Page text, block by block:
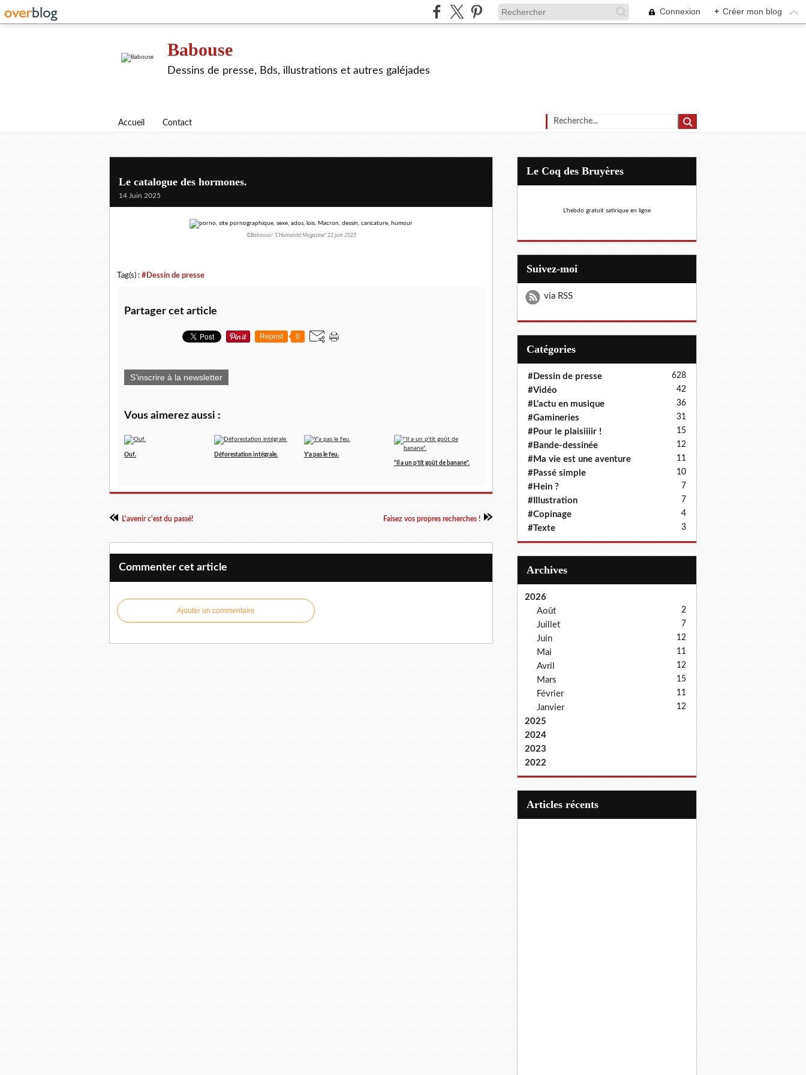
Connexion + Créer mon blog
Babouse
Dessins de presse, Bds, illustrations et autres galéjades
Accueil Contact
Le catalogue des hormones.
14 Juin 2025
©Babouse/ "L'Humanité Magazine" 22 juin 2025
Tag(s) : #Dessin de presse
Partager cet article
Repost 0
S'inscrire à la newsletter
Vous aimerez aussi :
Ouf. Déforestation intégrale.
Y'a pas le feu.
"Il a un p'tit goût de banane".
L'avenir c'est du passé! Faisez vos propres recherches !
Commenter cet article
Ajouter un commentaire
Le Coq des Bruyères
L'hebdo gratuit satirique en ligne
Suivez-moi
via RSS
Catégories
#Dessin de presse 628
#Vidéo 42
#L'actu en musique 36
#Gamineries 31
#Pour le plaisiiiir ! 15
#Bande-dessinée 12
#Ma vie est une aventure 11
#Passé simple 10
#Hein ? 7
#Illustration 7
#Copinage 4
#Texte 3
Archives
2026
Août
2
Juillet 7
Juin 12
Mai 11
Avril 12
Mars 15
Février 11
Janvier 12
2025
2024
2023
2022
articles récents